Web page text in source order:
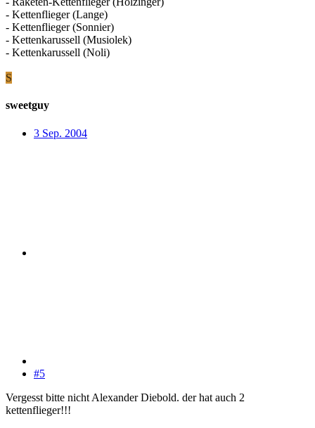
- Kettenflieger (Lange)
- Kettenflieger (Sonnier)
- Kettenkarussell (Musiolek)
- Kettenkarussell (Noli)
S
sweetguy
3 Sep. 2004
#5
Vergesst bitte nicht Alexander Diebold. der hat auch 2
kettenflieger!!!